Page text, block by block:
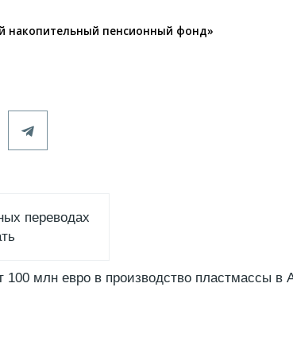
накопительный пенсионный фонд»
переводах
100 млн евро в производство пластмассы в